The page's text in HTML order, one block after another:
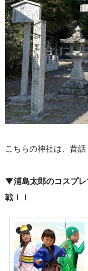
こちらの神社は、昔
▼浦島太郎のコスプレ
戦！！